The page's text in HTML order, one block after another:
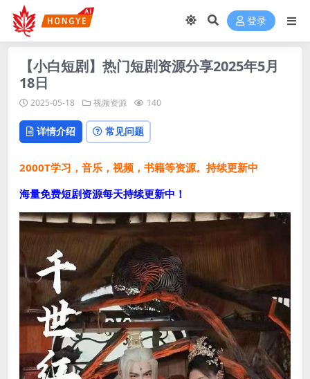
登录
【小白短剧】热门短剧资源分享2025年5月
18日
2025-05-18 视频资源 140
详情介绍 常见问题
2000T学习，音乐，视频，书籍等资源。持续更新中
海量免费短剧资源每天持续更新中！